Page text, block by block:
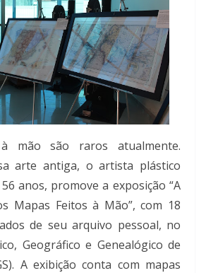
mão são raros atualmente.
arte antiga, o artista plástico
anos, promove a exposição “A
Mapas Feitos à Mão”, com 18
de seu arquivo pessoal, no
Geográfico e Genealógico de
A exibição conta com mapas